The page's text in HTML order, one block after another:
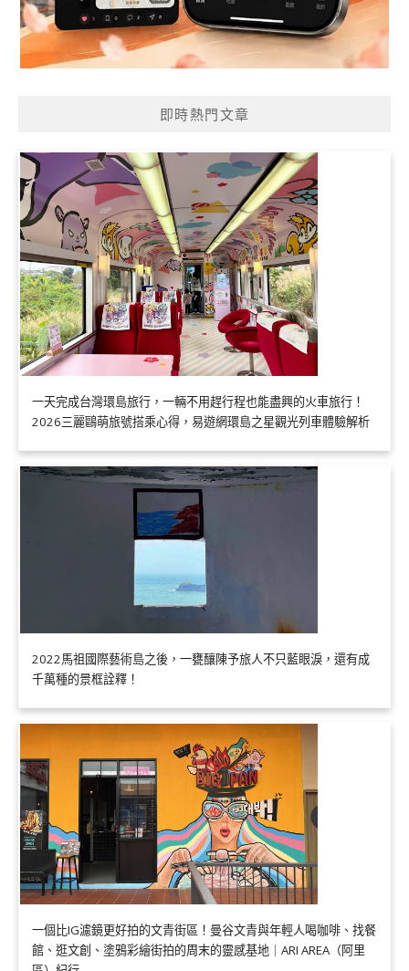
即時熱門文章
一天完成台灣環島旅行，一輛不用趕行程也能盡興的火車旅行！
2026三麗鷗萌旅號搭乘心得，易遊網環島之星觀光列車體驗解析
2022馬祖國際藝術島之後，一甕釀陳予旅人不只藍眼淚，還有成
千萬種的景框詮釋！
一個比IG濾鏡更好拍的文青街區！曼谷文青與年輕人喝咖啡、找餐
館、逛文創、塗鴉彩繪街拍的周末的靈感基地｜ARI AREA（阿里